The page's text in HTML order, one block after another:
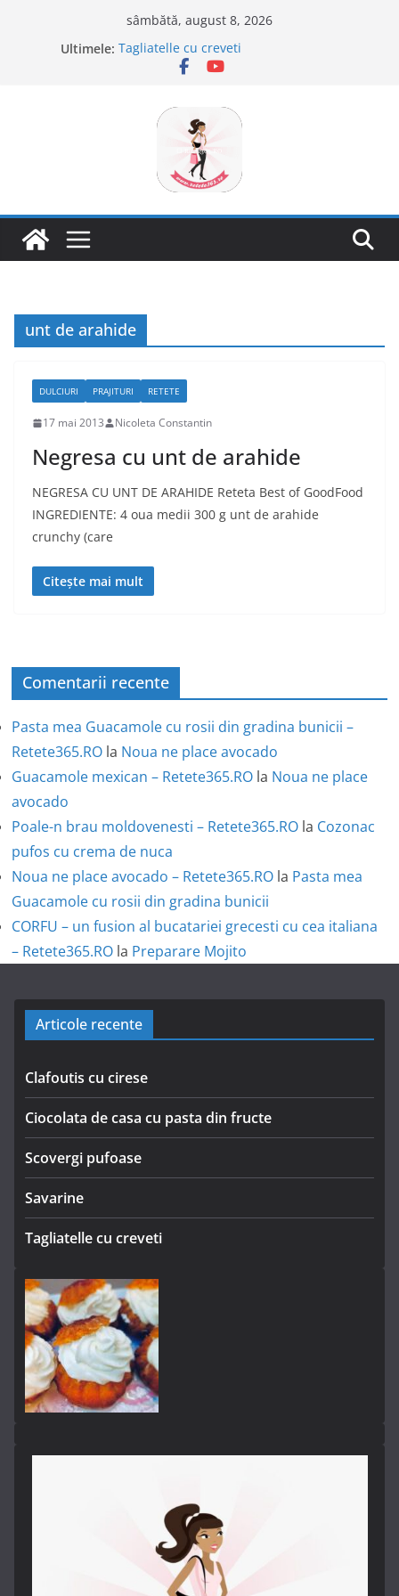
sâmbătă, august 8, 2026
Ultimele: Tagliatelle cu creveti
Clafoutis cu cirese
Savarine
unt de arahide
DULCIURI PRAJITURI RETETE
17 mai 2013 Nicoleta Constantin
Negresa cu unt de arahide
NEGRESA CU UNT DE ARAHIDE Reteta Best of GoodFood
INGREDIENTE: 4 oua medii 300 g unt de arahide
crunchy (care
Citește mai mult
Comentarii recente
Pasta mea Guacamole cu rosii din gradina bunicii –
Retete365.RO la Noua ne place avocado
Guacamole mexican – Retete365.RO la Noua ne place
avocado
Poale-n brau moldovenesti – Retete365.RO la Cozonac
pufos cu crema de nuca
Noua ne place avocado – Retete365.RO la Pasta mea
Guacamole cu rosii din gradina bunicii
CORFU – un fusion al bucatariei grecesti cu cea italiana
– Retete365.RO la Preparare Mojito
Articole recente
Clafoutis cu cirese
Ciocolata de casa cu pasta din fructe
Scovergi pufoase
Savarine
Tagliatelle cu creveti